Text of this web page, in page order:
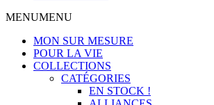
MENUMENU
MON SUR MESURE
POUR LA VIE
COLLECTIONS
CATÉGORIES
EN STOCK !